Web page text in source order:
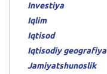
Investiya
Iqlim
Iqtisod
Iqtisodiy geografiya
Jamiyatshunoslik